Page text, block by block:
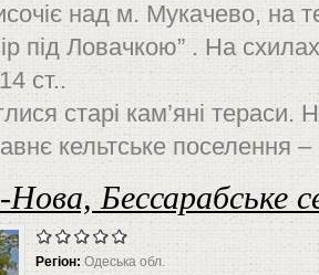
над м. Мукачево, на
під Ловачкою” . На
ст..
старі кам’яні тераси.
кельтське поселення –
Бессарабське
Регіон:Одеська обл.